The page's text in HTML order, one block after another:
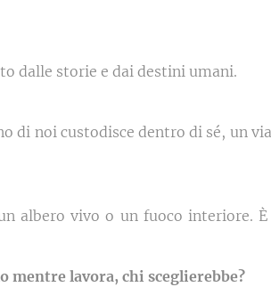
dalle storie e dai destini umani.
di noi custodisce dentro di sé, un
albero vivo o un fuoco interiore.
mentre lavora, chi sceglierebbe?